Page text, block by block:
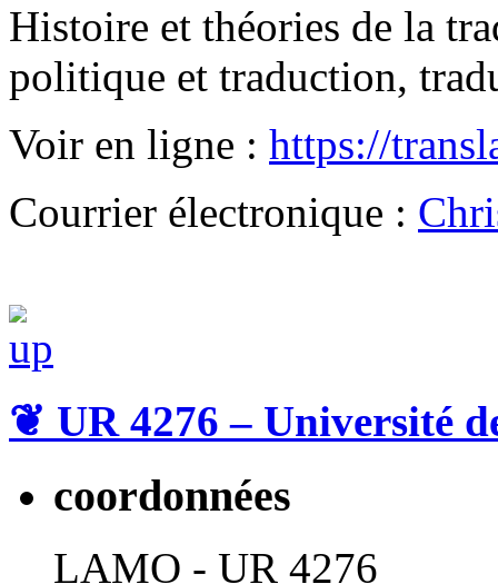
Histoire et théories de la
politique et traduction,
Voir en ligne : https://
Courrier électronique :
❦ UR 4276 – Université
coordonnées
LAMO - UR 4276